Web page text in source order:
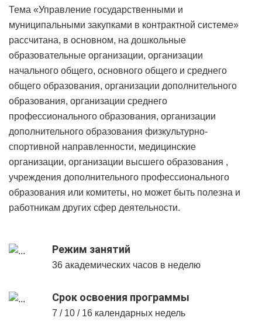
Тема «Управление государственными и
муниципальными закупками в контрактной системе»
рассчитана, в основном, на дошкольные
образовательные организации, организации
начального общего, основного общего и среднего
общего образования, организации дополнительного
образования, организации среднего
профессионального образования, организации
дополнительного образования физкультурно-
спортивной направленности, медицинские
организации, организации высшего образования ,
учреждения дополнительного профессионального
образования или комитеты, но может быть полезна и
работникам других сфер деятельности.
Режим занятий
36 академических часов в неделю
Срок освоения программы
7 / 10 / 16 календарных недель